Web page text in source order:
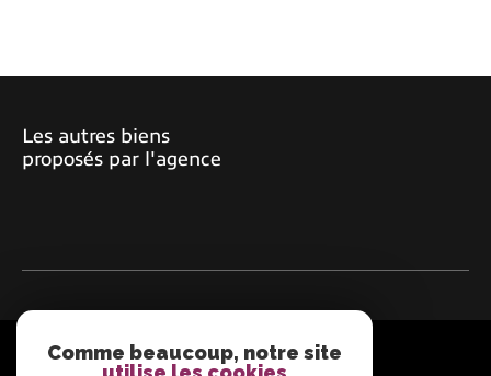
Les autres biens
proposés par l'agence
ADHÉRENTS
Comme beaucoup, notre site